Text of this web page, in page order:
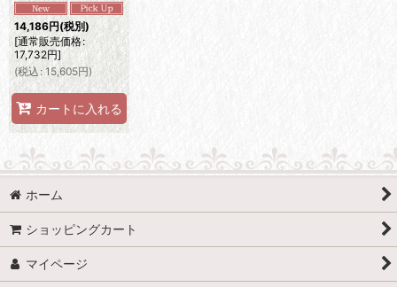
14,186円(税別)
[通常販売価格:
17,732円]
(税込 : 15,605円)
カートに入れる
ホーム
ショッピングカート
マイページ